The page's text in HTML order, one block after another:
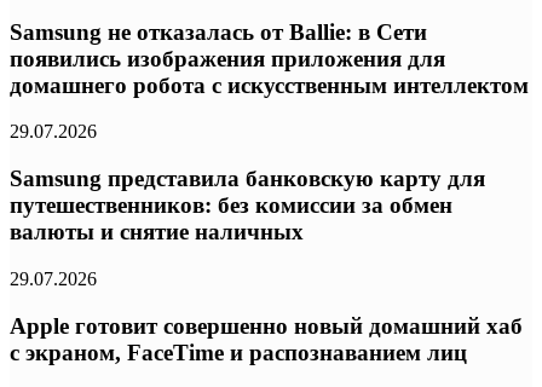
Samsung не отказалась от Ballie: в Сети
появились изображения приложения для
домашнего робота с искусственным интеллектом
29.07.2026
Samsung представила банковскую карту для
путешественников: без комиссии за обмен
валюты и снятие наличных
29.07.2026
Apple готовит совершенно новый домашний хаб
с экраном, FaceTime и распознаванием лиц